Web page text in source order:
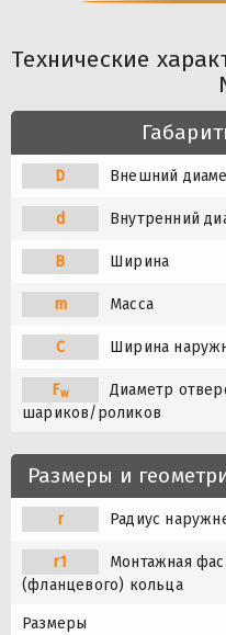
Технические
D Внешний
d Внутренний
B Ширина
m Масса
C Ширина
Fw
Диаметр
шариков/роликов
Размеры и
r Радиус
r1
Монтажная
(фланцевого) кольца
Размеры